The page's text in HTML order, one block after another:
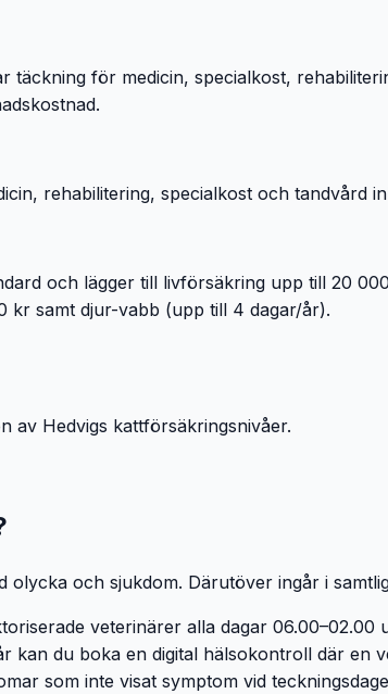
täckning för medicin, specialkost,
rehabilitering, specialkost och tandvård
och lägger till livförsäkring upp till 20
kr samt djur-vabb (upp till 4 dagar/år).
av Hedvigs kattförsäkringsnivåer.
och sjukdom. Därutöver ingår i
veterinärer alla dagar 06.00–02.00
kan du boka en digital hälsokontroll där en
som inte visat symptom vid